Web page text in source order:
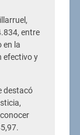
entre
en la
efectivo y
destacó